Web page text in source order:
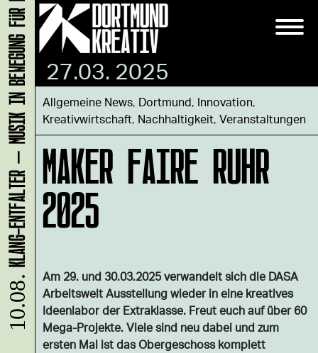
27.03. 2025
Allgemeine News, Dortmund, Innovation,
Kreativwirtschaft, Nachhaltigkeit, Veranstaltungen
MAKER FAIRE RUHR
2025
Am 29. und 30.03.2025 verwandelt sich die DASA
Arbeitswelt Ausstellung wieder in eine kreatives
Ideenlabor der Extraklasse. Freut euch auf über 60
Mega-Projekte. Viele sind neu dabei und zum
ersten Mal ist das Obergeschoss komplett
10.08.
KLANG-ENTFALTER – MUSIK IN BEWEGUNG FÜR DIE NORDSTADT